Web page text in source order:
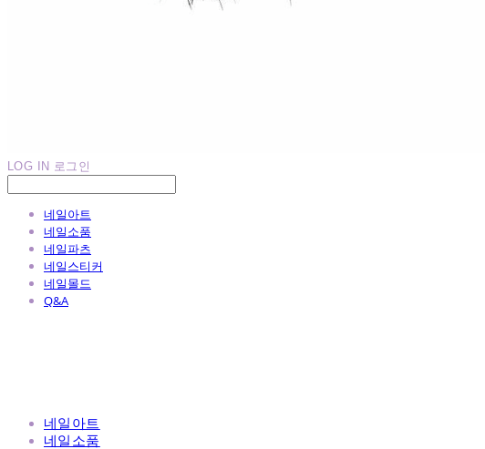
LOG IN 로그인
네일아트
네일소품
네일파츠
네일스티커
네일몰드
Q&A
네일아트
네일소품